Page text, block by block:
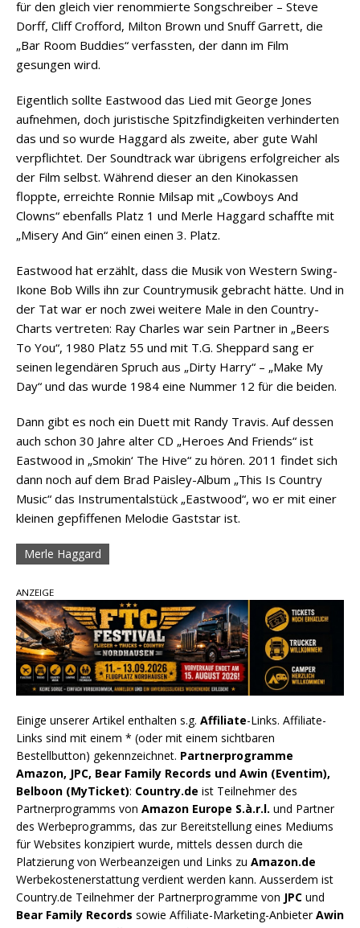
für den gleich vier renommierte Songschreiber – Steve
Dorff, Cliff Crofford, Milton Brown und Snuff Garrett, die
„Bar Room Buddies“ verfassten, der dann im Film
gesungen wird.
Eigentlich sollte Eastwood das Lied mit George Jones
aufnehmen, doch juristische Spitzfindigkeiten verhinderten
das und so wurde Haggard als zweite, aber gute Wahl
verpflichtet. Der Soundtrack war übrigens erfolgreicher als
der Film selbst. Während dieser an den Kinokassen
floppte, erreichte Ronnie Milsap mit „Cowboys And
Clowns“ ebenfalls Platz 1 und Merle Haggard schaffte mit
„Misery And Gin“ einen einen 3. Platz.
Eastwood hat erzählt, dass die Musik von Western Swing-
Ikone Bob Wills ihn zur Countrymusik gebracht hätte. Und in
der Tat war er noch zwei weitere Male in den Country-
Charts vertreten: Ray Charles war sein Partner in „Beers
To You“, 1980 Platz 55 und mit T.G. Sheppard sang er
seinen legendären Spruch aus „Dirty Harry“ – „Make My
Day“ und das wurde 1984 eine Nummer 12 für die beiden.
Dann gibt es noch ein Duett mit Randy Travis. Auf dessen
auch schon 30 Jahre alter CD „Heroes And Friends“ ist
Eastwood in „Smokin‘ The Hive“ zu hören. 2011 findet sich
dann noch auf dem Brad Paisley-Album „This Is Country
Music“ das Instrumentalstück „Eastwood“, wo er mit einer
kleinen gepfiffenen Melodie Gaststar ist.
Merle Haggard
ANZEIGE
Einige unserer Artikel enthalten s.g. Affiliate-Links. Affiliate-
Links sind mit einem * (oder mit einem sichtbaren
Bestellbutton) gekennzeichnet. Partnerprogramme
Amazon, JPC, Bear Family Records und Awin (Eventim),
Belboon (MyTicket): Country.de ist Teilnehmer des
Partnerprogramms von Amazon Europe S.à.r.l. und Partner
des Werbeprogramms, das zur Bereitstellung eines Mediums
für Websites konzipiert wurde, mittels dessen durch die
Platzierung von Werbeanzeigen und Links zu Amazon.de
Werbekostenerstattung verdient werden kann. Ausserdem ist
Country.de Teilnehmer der Partnerprogramme von JPC und
Bear Family Records sowie Affiliate-Marketing-AnbieterAwin